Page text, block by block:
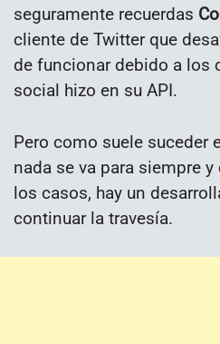
seguramente recuerdas
cliente de Twitter que
de funcionar debido a los
social hizo en su API.
Pero como suele suceder
nada se va para siempre
los casos, hay un
continuar la travesía.